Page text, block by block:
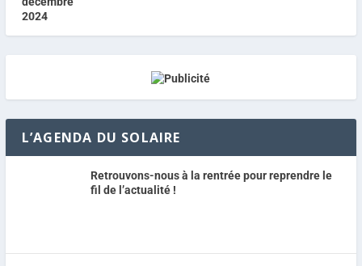
L’AGENDA DU SOLAIRE
Retrouvons-nous à la rentrée pour reprendre le
fil de l’actualité !